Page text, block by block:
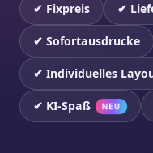
✔ Fixpreis ✔
✔ Sofortausdrucke
✔ Individuelles
✔ KI-Spaß NEU